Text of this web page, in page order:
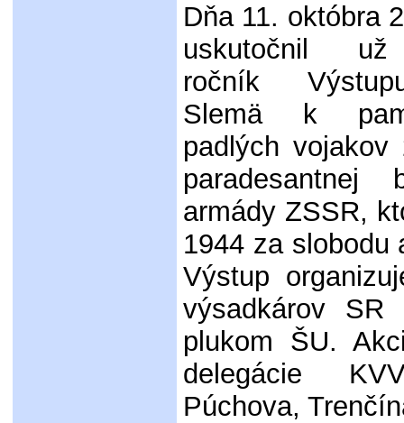
Dňa 11. októbra
uskutočnil
ročník
Slemä k
padlých
armády ZSSR,
1944 za slobodu
Výstup
výsadkárov
plukom ŠU.
delegácie
Púchova,